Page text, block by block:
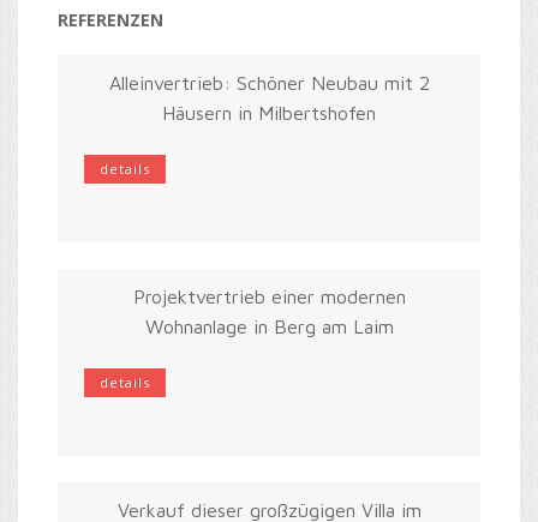
REFERENZEN
Alleinvertrieb: Schöner Neubau mit 2
Häusern in Milbertshofen
details
Projektvertrieb einer modernen
Wohnanlage in Berg am Laim
details
Verkauf dieser großzügigen Villa im